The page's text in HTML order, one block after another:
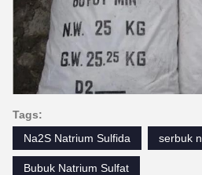
Tags:
Na2S Natrium Sulfida
serbuk
Bubuk Natrium Sulfat